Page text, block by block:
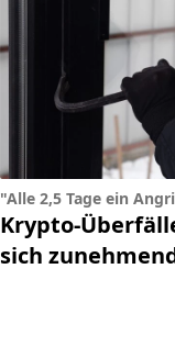
"Alle 2,5 Tage ein
Krypto-
sich